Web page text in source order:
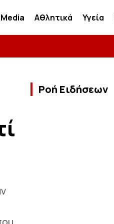
Media Αθλητικά Υγεία
Ροή Ειδήσεων